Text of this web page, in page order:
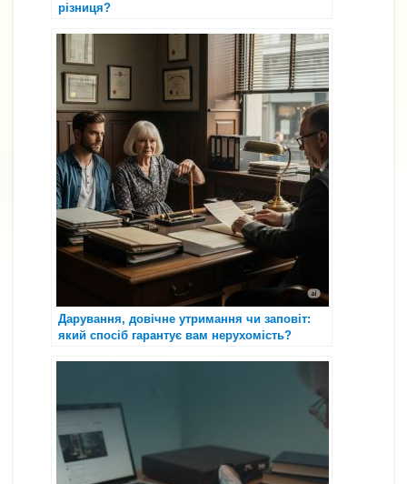
різниця?
Дарування, довічне утримання чи заповіт:
який спосіб гарантує вам нерухомість?